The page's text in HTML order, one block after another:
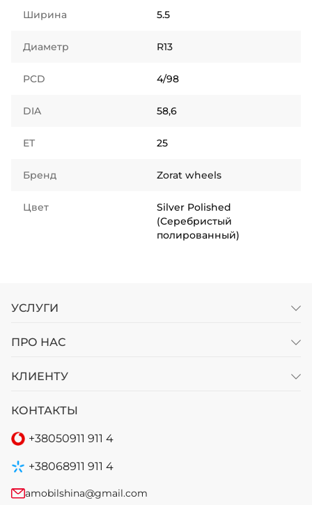
Ширина 5.5
Диаметр R13
PCD 4/98
DIA 58,6
ET 25
Бренд Zorat wheels
Цвет
Silver Polished
(Серебристый
полированный)
УСЛУГИ
ПРО НАС
КЛИЕНТУ
КОНТАКТЫ
+38050911 911 4
+38068911 911 4
amobilshina@gmail.com